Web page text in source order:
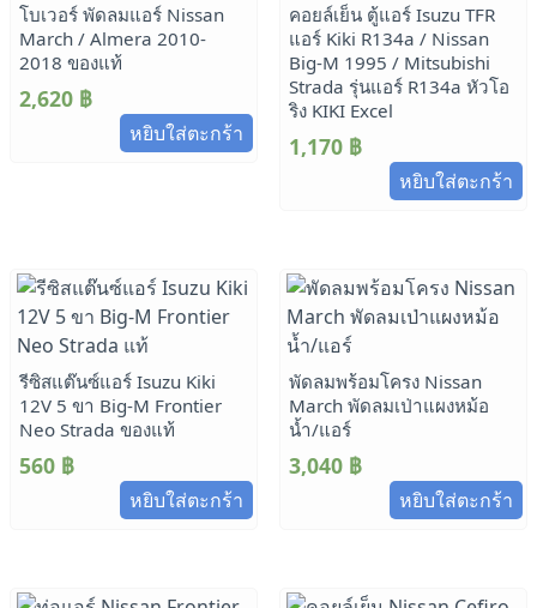
โบเวอร์ พัดลมแอร์ Nissan
March / Almera 2010-
2018 ของแท้
2,620 ฿
หยิบใส่ตะกร้า
คอยล์เย็น ตู้แอร์ Isuzu TFR
แอร์ Kiki R134a / Nissan
Big-M 1995 / Mitsubishi
Strada รุ่นแอร์ R134a หัวโอ
ริง KIKI Excel
1,170 ฿
หยิบใส่ตะกร้า
รีซิสแต๊นซ์แอร์ Isuzu Kiki
12V 5 ขา Big-M Frontier
Neo Strada ของแท้
560 ฿
หยิบใส่ตะกร้า
พัดลมพร้อมโครง Nissan
March พัดลมเป่าแผงหม้อ
น้ำ/แอร์
3,040 ฿
หยิบใส่ตะกร้า